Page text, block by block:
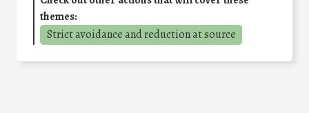
themes:
Strict avoidance and reduction at source